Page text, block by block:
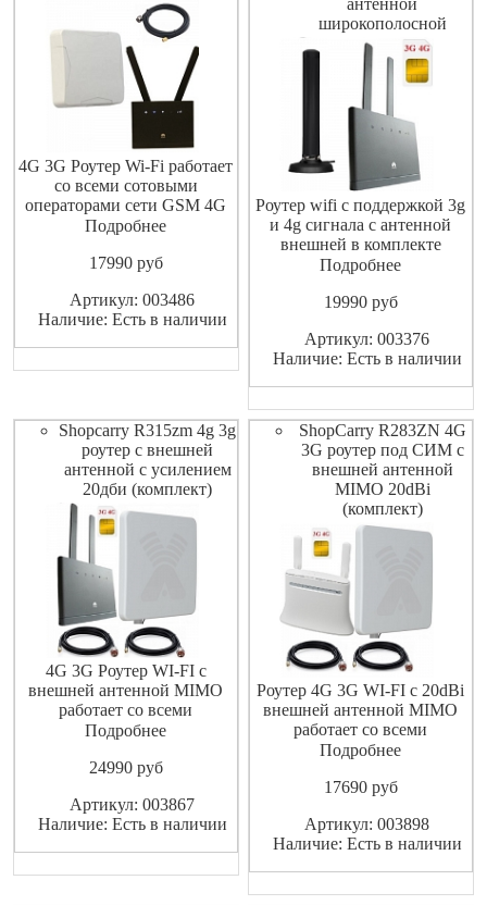
4G 3G Роутер Wi-Fi работает
со всеми сотовыми
операторами сети GSM 4G
3G в комплект входит
панельная широкополосная с
10 метров . Зона покрытия
сети Wi-Fi 250 метров в
Подробнее
17990pуб
Артикул: 003486
Наличие: Есть в наличии
широкополосной
Роутер wifi с поддержкой 3g
и 4g сигнала с антенной
внешней в комплекте
Подробнее
19990pуб
Артикул: 003376
Наличие: Есть в наличии
Shopcarry R315zm 4g 3g
роутер с внешней
антенной с усилением
20дби (комплект)
4G 3G Роутер WI-FI с
внешней антенной MIMO
работает со всеми
операторами сотовой связи
комплект, в комплект входит
сим карту 4G 3G с
максимальной при работе в
Подробнее
24990pуб
Артикул: 003867
Наличие: Есть в наличии
ShopCarry R283ZN 4G
3G роутер под СИМ с
внешней антенной
MIMO 20dBi
(комплект)
Роутер 4G 3G WI-FI с 20dBi
внешней антенной MIMO
работает со всеми
операторами сотовой связи
комплект, в комплект входит
сим карту 4G 3G с
максимальной при работе в
Подробнее
17690pуб
Артикул: 003898
Наличие: Есть в наличии